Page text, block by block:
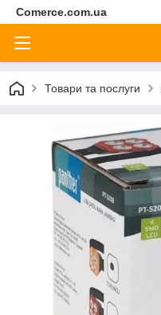
Comerce.com.ua
Товари та послуги